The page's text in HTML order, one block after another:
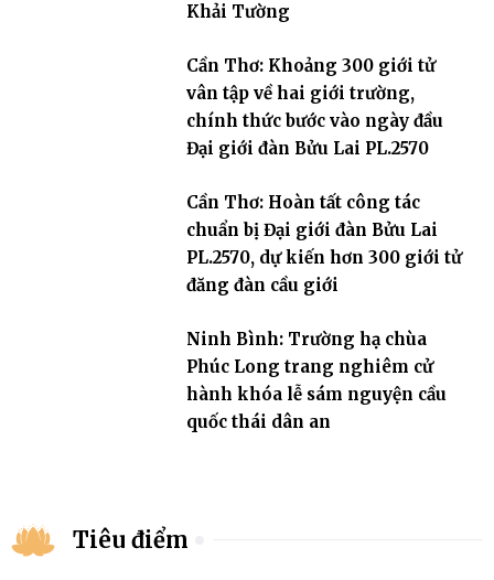
Khải Tường
Cần Thơ: Khoảng 300 giới tử
vân tập về hai giới trường,
chính thức bước vào ngày đầu
Đại giới đàn Bửu Lai PL.2570
Cần Thơ: Hoàn tất công tác
chuẩn bị Đại giới đàn Bửu Lai
PL.2570, dự kiến hơn 300 giới tử
đăng đàn cầu giới
Ninh Bình: Trường hạ chùa
Phúc Long trang nghiêm cử
hành khóa lễ sám nguyện cầu
quốc thái dân an
Tiêu điểm